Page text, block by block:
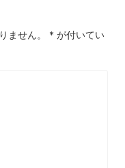
ません。 * が付いてい